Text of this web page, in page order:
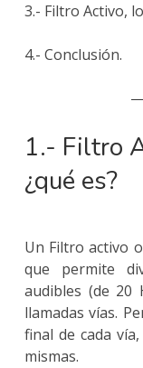
3.- Filtro Activo,
4.- Conclusión.
1.- Filtro
¿qué es?
Un Filtro activo
que permite
audibles (de 20
llamadas vías.
final de cada
mismas.